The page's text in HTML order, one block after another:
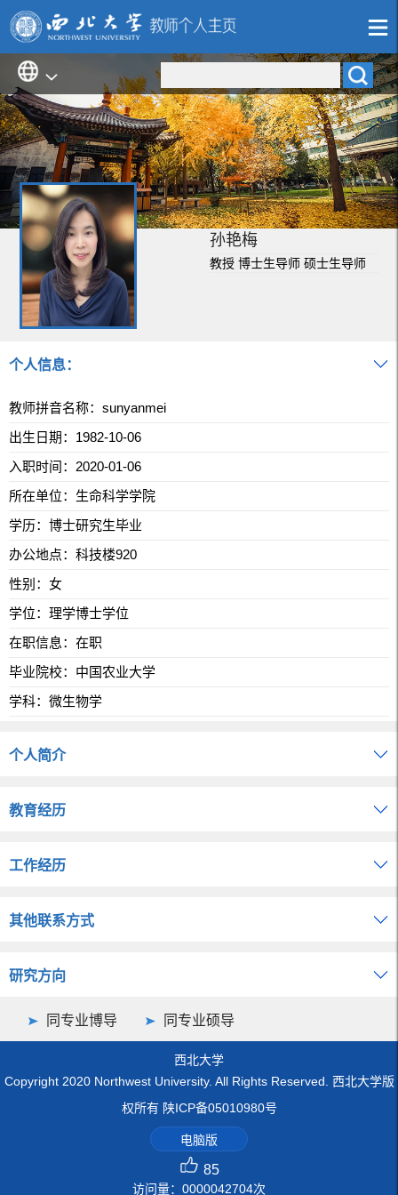
孙艳梅
教授 博士生导师 硕士生导师
个人信息：
教师拼音名称：sunyanmei
出生日期：1982-10-06
入职时间：2020-01-06
所在单位：生命科学学院
学历：博士研究生毕业
办公地点：科技楼920
性别：女
学位：理学博士学位
在职信息：在职
毕业院校：中国农业大学
学科：微生物学
个人简介
教育经历
工作经历
其他联系方式
研究方向
同专业博导 同专业硕导
西北大学
Copyright 2020 Northwest University. All Rights Reserved. 西北大学版
权所有 陕ICP备05010980号
电脑版
85
访问量： 0000042704次